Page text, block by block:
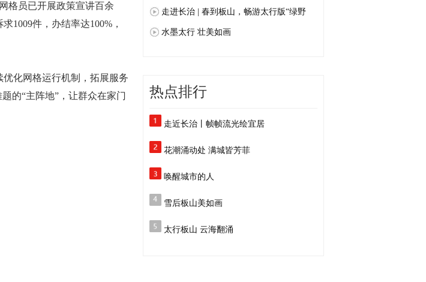
员已开展政策宣讲百余
1009件，办结率达100%，
化网格运行机制，拓展服务
的“主阵地”，让群众在家门
走进长治 | 春到板山，畅游太行版“绿野
水墨太行 壮美如画
热点排行
走近长治丨帧帧流光绘宜居
花潮涌动处 满城皆芳菲
唤醒城市的人
雪后板山美如画
太行板山 云海翻涌